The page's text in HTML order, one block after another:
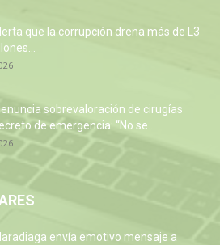
que la corrupción drena más de L3
sobrevaloración de cirugías
de emergencia: “No se...
envía emotivo mensaje a